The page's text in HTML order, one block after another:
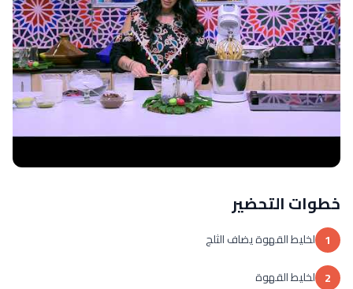
خطوات التحضير
1 لخليط القهوة يضاف الثلج
2 لخليط القهوة